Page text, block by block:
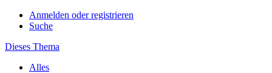
Anmelden oder registrieren
Suche
Dieses Thema
Alles